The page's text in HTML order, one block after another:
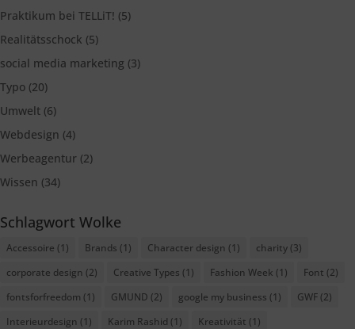
Praktikum bei TELLiT! (5)
Realitätsschock (5)
social media marketing (3)
Typo (20)
Umwelt (6)
Webdesign (4)
Werbeagentur (2)
Wissen (34)
Schlagwort Wolke
Accessoire (1) Brands (1) Character design (1) charity (3)
corporate design (2) Creative Types (1) Fashion Week (1) Font (2)
fontsforfreedom (1) GMUND (2) google my business (1) GWF (2)
Interieurdesign (1) Karim Rashid (1) Kreativität (1)